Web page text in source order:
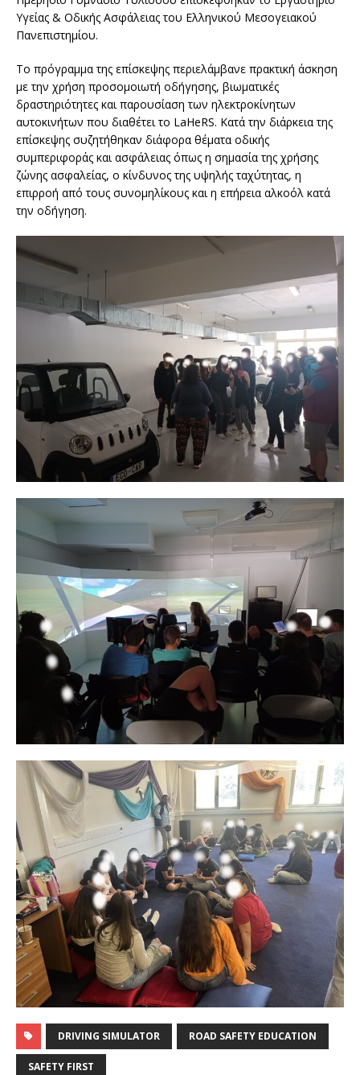
Υγείας & Οδικής Ασφάλειας του Ελληνικού Μεσογειακού
Πανεπιστημίου.
Το πρόγραμμα της επίσκεψης περιελάμβανε πρακτική άσκηση
με την χρήση προσομοιωτή οδήγησης, βιωματικές
δραστηριότητες και παρουσίαση των ηλεκτροκίνητων
αυτοκινήτων που διαθέτει το LaHeRS. Κατά την διάρκεια της
επίσκεψης συζητήθηκαν διάφορα θέματα οδικής
συμπεριφοράς και ασφάλειας όπως η σημασία της χρήσης
ζώνης ασφαλείας, ο κίνδυνος της υψηλής ταχύτητας, η
επιρροή από τους συνομηλίκους και η επήρεια αλκοόλ κατά
την οδήγηση.
DRIVING SIMULATOR ROAD SAFETY EDUCATION
SAFETY FIRST